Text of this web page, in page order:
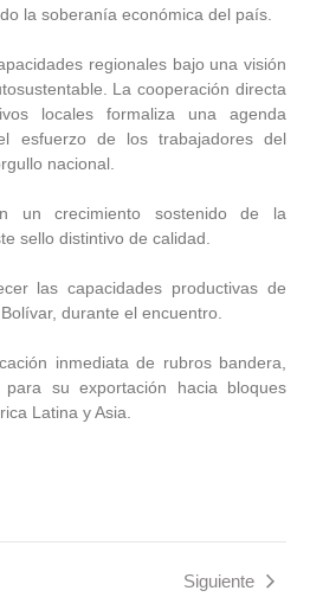
la soberanía económica del país.
regionales bajo una visión
La cooperación directa
locales formaliza una agenda
esfuerzo de los trabajadores del
nacional.
un crecimiento sostenido de la
sello distintivo de calidad.
las capacidades productivas de
durante el encuentro.
inmediata de rubros bandera,
su exportación hacia bloques
Latina y Asia.
Siguiente